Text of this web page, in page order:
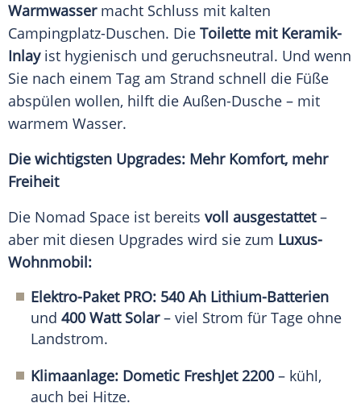
Warmwassermacht Schluss mit kalten
Campingplatz-Duschen. Die Toilette mit Keramik-
Inlayist hygienisch und geruchsneutral. Und wenn
Sie nach einem Tag am Strand schnell die Füße
abspülen wollen, hilft die Außen-Dusche – mit
warmem Wasser.
Die wichtigsten Upgrades: Mehr Komfort, mehr
Freiheit
Die Nomad Space ist bereits voll ausgestattet–
aber mit diesen Upgrades wird sie zum Luxus-
Wohnmobil:
Elektro-Paket PRO: 540 Ah Lithium-Batterien
und 400 Watt Solar– viel Strom für Tage ohne
Landstrom.
Klimaanlage: Dometic FreshJet 2200– kühl,
auch bei Hitze.